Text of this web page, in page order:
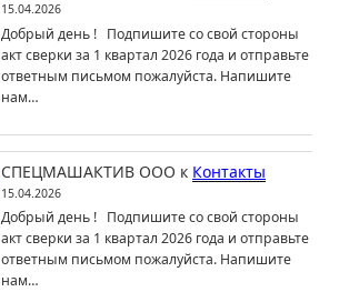
15.04.2026
Добрый день ! Подпишите со свой стороны
акт сверки за 1 квартал 2026 года и отправьте
ответным письмом пожалуйста. Напишите
нам…
СПЕЦМАШАКТИВ ООО к Контакты
15.04.2026
Добрый день ! Подпишите со свой стороны
акт сверки за 1 квартал 2026 года и отправьте
ответным письмом пожалуйста. Напишите
нам…